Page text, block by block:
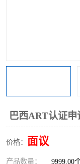
巴西ART认证
价格： 面议
产品数量： 9999.00